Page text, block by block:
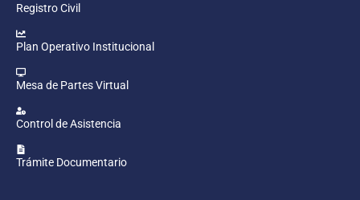
Registro Civil
Plan Operativo Institucional
Mesa de Partes Virtual
Control de Asistencia
Trámite Documentario